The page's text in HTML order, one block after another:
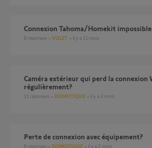
Connexion Tahoma/Homekit impossible
8 réponses VOLET il y a 11 mois
caméra extérieur qui perd la connexion WIFI
régulièrement?
11 réponses DOMOTIQUE il y a 2 mois
perte de connexion avec équipement?
8 réponses DOMOTIQUE il y a 2 mois